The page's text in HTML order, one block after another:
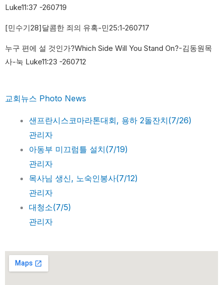
Luke11:37 -260719
[민수기28]달콤한 죄의 유혹-민25:1-260717
누구 편에 설 것인가?Which Side Will You Stand On?-김동원목
사-눅 Luke11:23 -260712
교회뉴스 Photo News
샌프란시스코마라톤대회, 용하 2돌잔치(7/26)
관리자
아동부 미끄럼틀 설치(7/19)
관리자
목사님 생신, 노숙인봉사(7/12)
관리자
대청소(7/5)
관리자